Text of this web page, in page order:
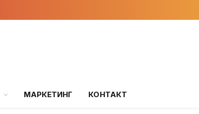
МАРКЕТИНГ КОНТАКТ